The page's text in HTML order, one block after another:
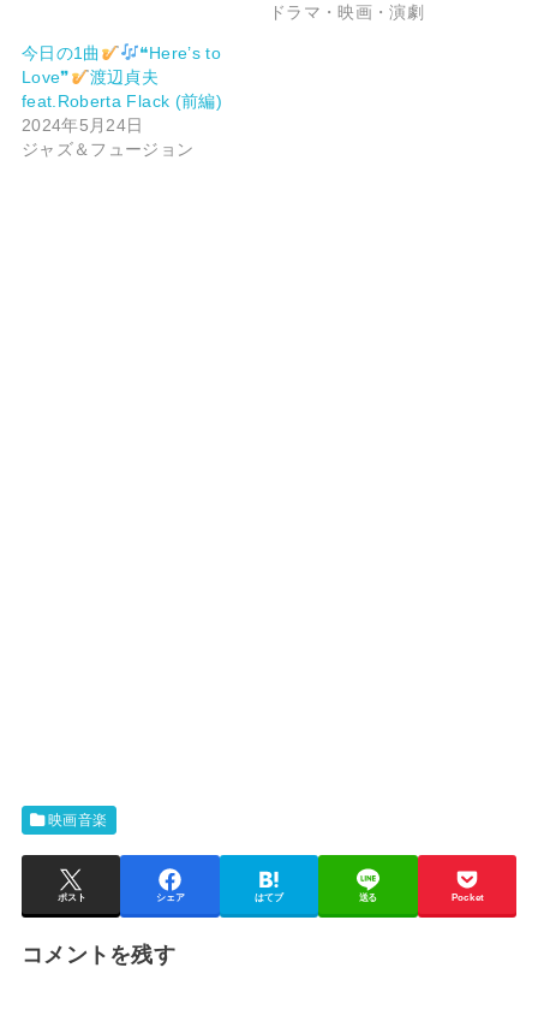
ドラマ・映画・演劇
今日の1曲
❝Here’s to
Love❞
渡辺貞夫
feat.Roberta Flack (前編)
2024年5月24日
ジャズ＆フュージョン
映画音楽
ポスト シェア はてブ 送る Pocket
コメントを残す